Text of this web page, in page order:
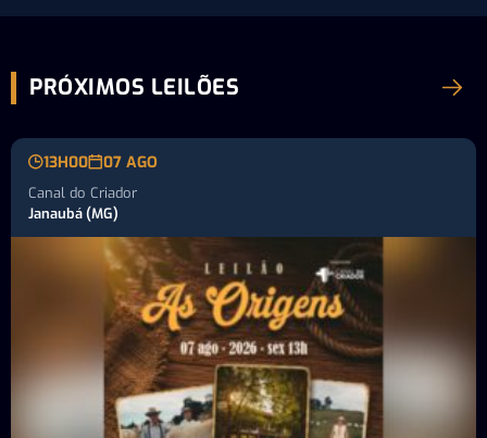
PRÓXIMOS LEILÕES
13H00 07 AGO
Canal do Criador
Janaubá (MG)